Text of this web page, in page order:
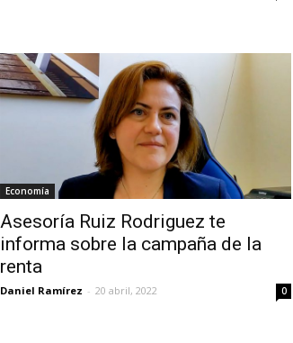
Economía
Asesoría Ruiz Rodriguez te
informa sobre la campaña de la
renta
Daniel Ramírez - 20 abril, 2022 0